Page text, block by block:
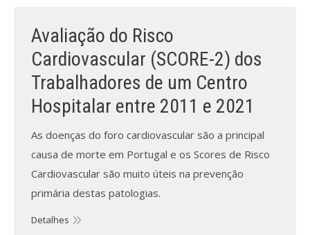
Avaliação do Risco
Cardiovascular (SCORE-2) dos
Trabalhadores de um Centro
Hospitalar entre 2011 e 2021
As doenças do foro cardiovascular são a principal
causa de morte em Portugal e os Scores de Risco
Cardiovascular são muito úteis na prevenção
primária destas patologias.
Detalhes